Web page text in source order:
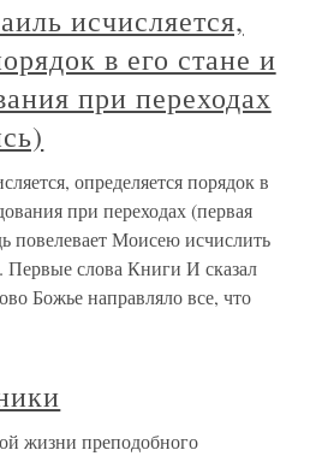
исчисляется,
в его стане и
при переходах
определяется порядок в
при переходах (первая
повелевает Моисею исчислить
слова Книги И сказал
Божье направляло все, что
жизни преподобного